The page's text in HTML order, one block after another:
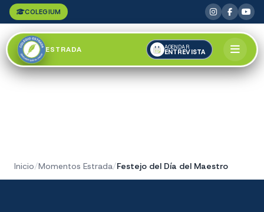
COLEGIUM
ESTRADA AGENDAR
ENTREVISTA
Inicio/Momentos Estrada/Festejo del Día del Maestro